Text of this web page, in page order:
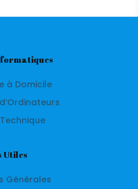
à Domicile
Utiles
Générales